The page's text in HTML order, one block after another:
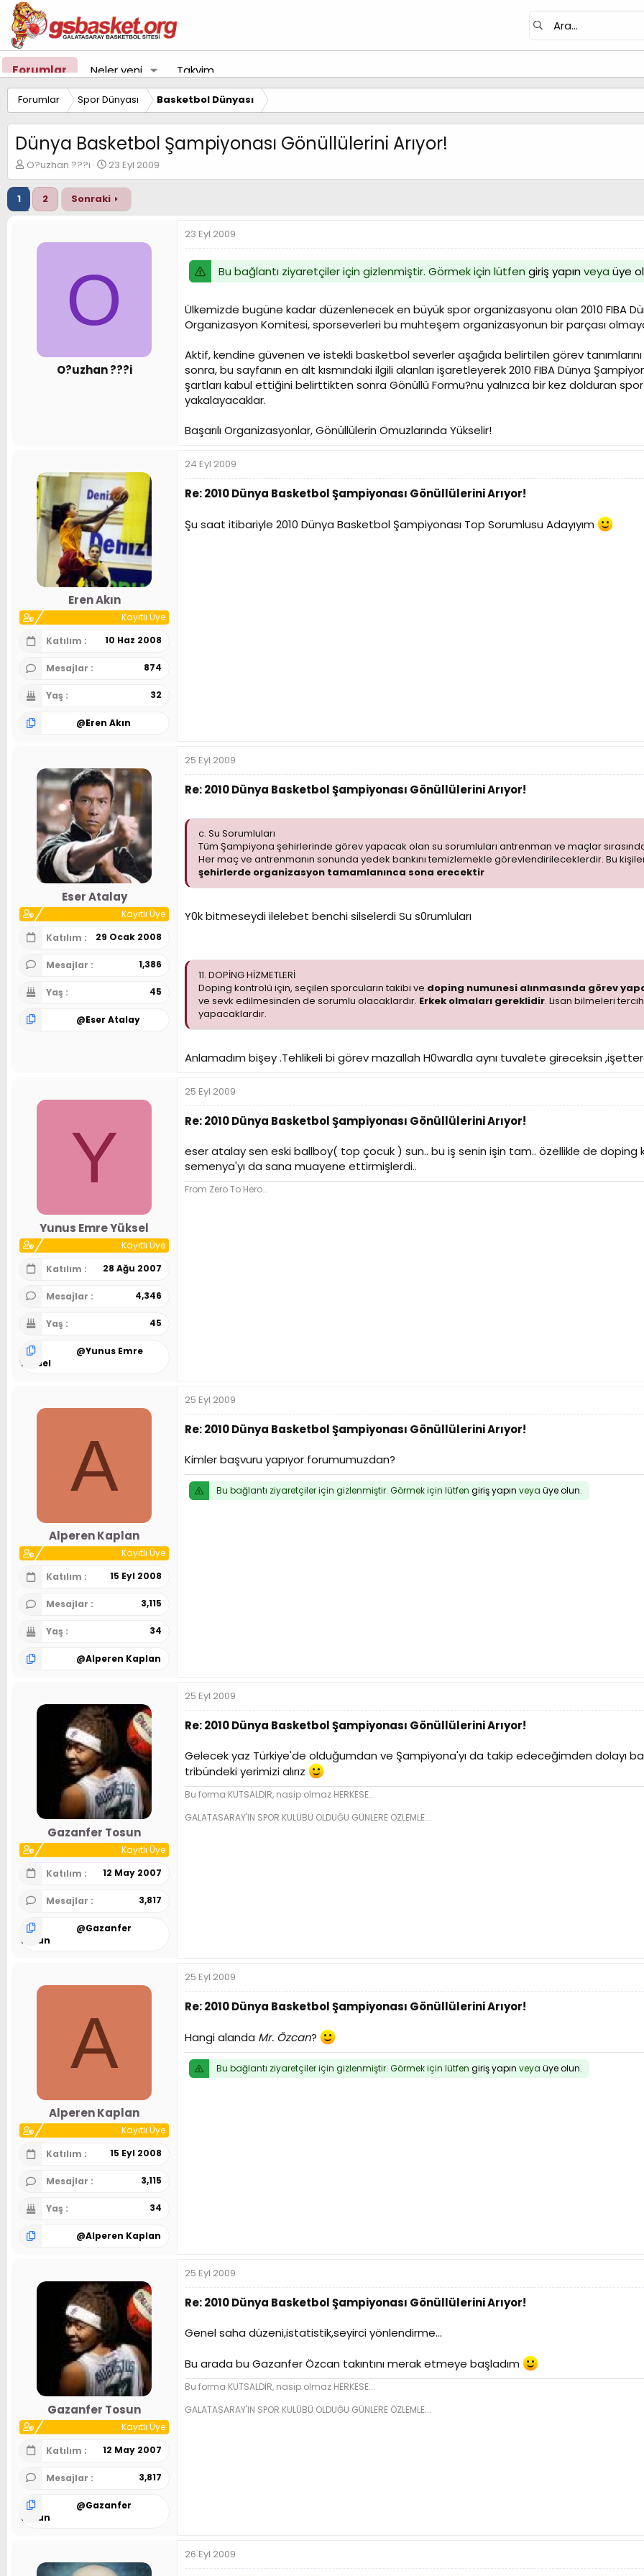
Forumlar Neler yeni Takvim
Forumlar Spor Dünyası Basketbol Dünyası
Dünya Basketbol Şampiyonası Gönüllülerini Arıyor!
K
o
n
u
y
O?uzhan ???i
B
a
ş
l
a
g
t
a
r
i
23 Eyl 2009
1 2 Sonraki
O
O?uzhan ???i
23 Eyl 2009
Bu bağlantı ziyaretçiler için gizlenmiştir. Görmek için lütfen giriş yapınveya üye
Ülkemizde bugüne kadar düzenlenecek en büyük spor organizasyonu olan 2010 FIBA
Organizasyon Komitesi, sporseverleri bu muhteşem organizasyonun bir parçası
Aktif, kendine güvenen ve istekli basketbol severler aşağıda belirtilen görev
sonra, bu sayfanın en alt kısmındaki ilgili alanları işaretleyerek 2010 FIBA Dünya
şartları kabul ettiğini belirttikten sonra Gönüllü Formu?nu yalnızca bir kez dolduran
yakalayacaklar.
Başarılı Organizasyonlar, Gönüllülerin Omuzlarında Yükselir!
Eren Akın
Kayıtlı Üye
Katılım
10 Haz 2008
Mesajlar 874
Yaş 32
@Eren Akın
24 Eyl 2009
Re: 2010 Dünya Basketbol Şampiyonası Gönüllülerini Arıyor!
Şu saat itibariyle 2010 Dünya Basketbol Şampiyonası Top Sorumlusu Adayıyım
Eser Atalay
Kayıtlı Üye
Katılım
29 Ocak 2008
Mesajlar 1,386
Yaş 45
@Eser Atalay
25 Eyl 2009
Re: 2010 Dünya Basketbol Şampiyonası Gönüllülerini Arıyor!
c. Su Sorumluları
Tüm Şampiyona şehirlerinde görev yapacak olan su sorumluları antrenman ve maçlar
Her maç ve antrenmanın sonunda yedek bankını temizlemekle görevlendirileceklerdir. Bu
şehirlerde organizasyon tamamlanınca sona erecektir
Y0k bitmeseydi ilelebet benchi silselerdi Su s0rumluları
11. DOPİNG HİZMETLERİ
Doping kontrolü için, seçilen sporcuların takibi ve doping numunesi alınmasında görev
ve sevk edilmesinden de sorumlu olacaklardır. Erkek olmaları gereklidir. Lisan bilmeleri
yapacaklardır.
Anlamadım bişey .Tehlikeli bi görev mazallah H0wardla aynı tuvalete gireceksin
Y
Yunus Emre Yüksel
Kayıtlı Üye
Katılım
28 Ağu 2007
Mesajlar 4,346
Yaş 45
@Yunus Emre
Yüksel
25 Eyl 2009
Re: 2010 Dünya Basketbol Şampiyonası Gönüllülerini Arıyor!
eser atalay sen eski ballboy( top çocuk ) sun.. bu iş senin işin tam.. özellikle de
semenya'yı da sana muayene ettirmişlerdi..
From Zero To Hero...
A
Alperen Kaplan
Kayıtlı Üye
Katılım
15 Eyl 2008
Mesajlar 3,115
Yaş 34
@Alperen Kaplan
25 Eyl 2009
Re: 2010 Dünya Basketbol Şampiyonası Gönüllülerini Arıyor!
Kimler başvuru yapıyor forumumuzdan?
Bu bağlantı ziyaretçiler için gizlenmiştir. Görmek için lütfen giriş yapın veya üye olun.
Gazanfer Tosun
Kayıtlı Üye
Katılım
12 May 2007
Mesajlar 3,817
@Gazanfer
Tosun
25 Eyl 2009
Re: 2010 Dünya Basketbol Şampiyonası Gönüllülerini Arıyor!
Gelecek yaz Türkiye'de olduğumdan ve Şampiyona'yı da takip edeceğimden dolayı
tribündeki yerimizi alırız
Bu forma KUTSALDIR, nasip olmaz HERKESE...
GALATASARAY'IN SPOR KULÜBÜ OLDUĞU GÜNLERE ÖZLEMLE...
A
Alperen Kaplan
Kayıtlı Üye
Katılım
15 Eyl 2008
Mesajlar 3,115
Yaş 34
@Alperen Kaplan
25 Eyl 2009
Re: 2010 Dünya Basketbol Şampiyonası Gönüllülerini Arıyor!
Hangi alanda Mr. Özcan?
Bu bağlantı ziyaretçiler için gizlenmiştir. Görmek için lütfen giriş yapın veya üye olun.
Gazanfer Tosun
Kayıtlı Üye
Katılım
12 May 2007
Mesajlar 3,817
@Gazanfer
Tosun
25 Eyl 2009
Re: 2010 Dünya Basketbol Şampiyonası Gönüllülerini Arıyor!
Genel saha düzeni,istatistik,seyirci yönlendirme...
Bu arada bu Gazanfer Özcan takıntını merak etmeye başladım
Bu forma KUTSALDIR, nasip olmaz HERKESE...
GALATASARAY'IN SPOR KULÜBÜ OLDUĞU GÜNLERE ÖZLEMLE...
26 Eyl 2009